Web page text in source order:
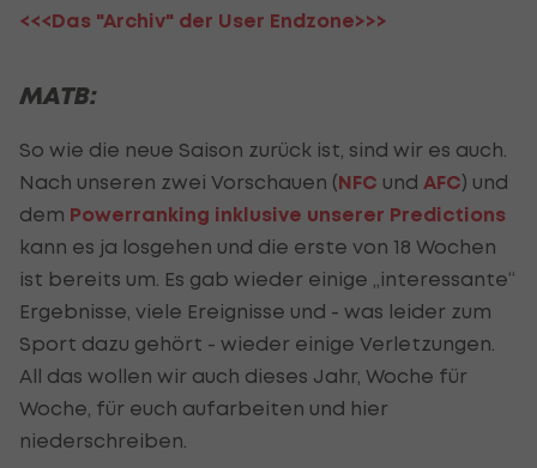
<<<Das "Archiv" der User Endzone>>>
MATB:
So wie die neue Saison zurück ist, sind wir es auch.
Nach unseren zwei Vorschauen (NFC und AFC) und
dem Powerranking inklusive unserer Predictions
kann es ja losgehen und die erste von 18 Wochen
ist bereits um. Es gab wieder einige „interessante“
Ergebnisse, viele Ereignisse und - was leider zum
Sport dazu gehört - wieder einige Verletzungen.
All das wollen wir auch dieses Jahr, Woche für
Woche, für euch aufarbeiten und hier
niederschreiben.